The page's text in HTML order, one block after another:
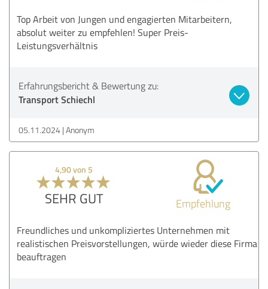
Top Arbeit von Jungen und engagierten Mitarbeitern,
absolut weiter zu empfehlen! Super Preis-
Leistungsverhältnis
Erfahrungsbericht & Bewertung zu:
Transport Schiechl
05.11.2024 Anonym
4,90 von 5
SEHR GUT Empfehlung
Freundliches und unkompliziertes Unternehmen mit
realistischen Preisvorstellungen, würde wieder diese Firma
beauftragen